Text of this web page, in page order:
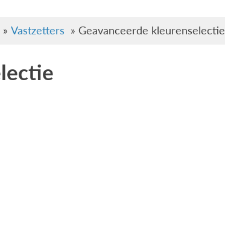
» Vastzetters » Geavanceerde kleurenselectie